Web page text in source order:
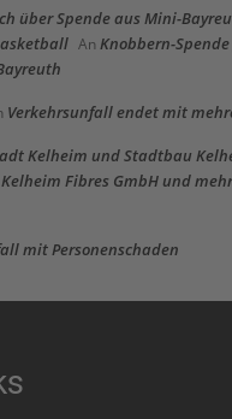
über Spende aus Mini-
An Knobbern-
Verkehrsunfall endet mit
Kelheim und Stadtbau
Fibres GmbH und
mit Personenschaden